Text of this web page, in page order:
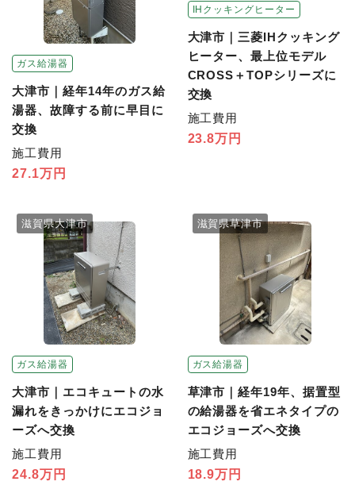
ガス給湯器
大津市｜経年14年のガス給
湯器、故障する前に早目に
交換
施工費用
27.1万円
IHクッキングヒーター
大津市｜三菱IHクッキング
ヒーター、最上位モデル
CROSS＋TOPシリーズに
交換
施工費用
23.8万円
ガス給湯器
滋賀県大津市
大津市｜エコキュートの水
漏れをきっかけにエコジョ
ーズへ交換
施工費用
24.8万円
ガス給湯器
滋賀県草津市
草津市｜経年19年、据置型
の給湯器を省エネタイプの
エコジョーズへ交換
施工費用
18.9万円